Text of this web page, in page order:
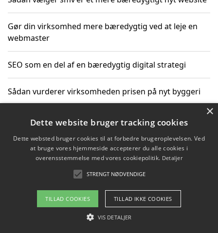
Gør din virksomhed mere bæredygtig ved at leje en
webmaster
SEO som en del af en bæredygtig digital strategi
Sådan vurderer virksomheden prisen på nyt byggeri
Sådan får du hjælp til en hjemmeside uden binding
Copyright 2026 - Pilanto Aps
Om / kontakt
Blog Betingelser
×
Dette website bruger tracking cookies
Dette websted bruger cookies til at forbedre brugeroplevelsen. Ved
at bruge vores hjemmeside accepterer du alle cookies i
overensstemmelse med vores cookiepolitik. Detaljer
STRENGT NØDVENDIGE
TILLAD COOKIES TILLAD IKKE COOKIES
VIS DETALJER